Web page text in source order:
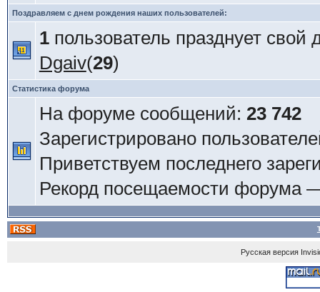
Поздравляем с днем рождения наших пользователей:
1пользователь празднует свой
Dgaiv(29)
Статистика форума
На форуме сообщений: 23 742
Зарегистрировано
Приветствуем последнего
Рекорд посещаемости форума
Русская версия